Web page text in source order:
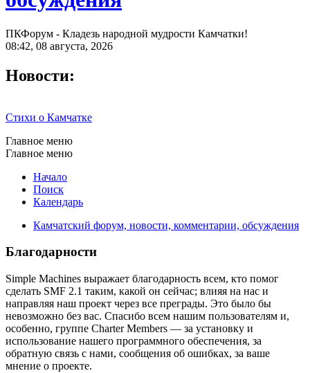
ПКФорум - Кладезь народной мудрости Камчатки!
08:42, 08 августа, 2026
Новости:
Стихи о Камчатке
Главное меню
Главное меню
Начало
Поиск
Календарь
Камчатский форум, новости, комментарии, обсуждения
Благодарности
Simple Machines выражает благодарность всем, кто помог
сделать SMF 2.1 таким, какой он сейчас; влияя на нас и
направляя наш проект через все преграды. Это было бы
невозможно без вас. Спасибо всем нашим пользователям и,
особенно, группе Charter Members — за установку и
использование нашего программного обеспечения, за
обратную связь с нами, сообщения об ошибках, за ваше
мнение о проекте.